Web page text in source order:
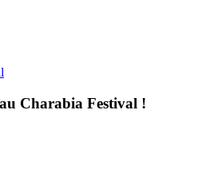
completCharabia Festival !